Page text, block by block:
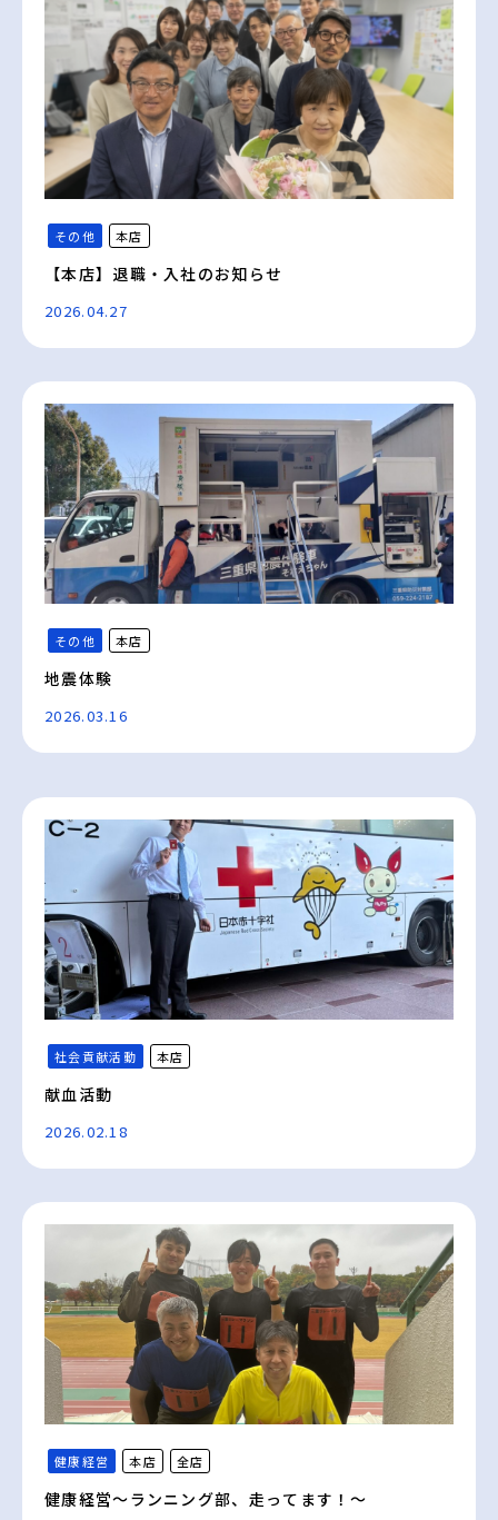
その他 本店
【本店】退職・入社のお知らせ
2026.04.27
その他 本店
地震体験
2026.03.16
社会貢献活動 本店
献血活動
2026.02.18
健康経営 本店 全店
健康経営～ランニング部、走ってます！～